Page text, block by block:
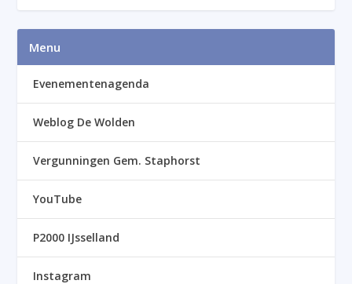
Menu
Evenementenagenda
Weblog De Wolden
Vergunningen Gem. Staphorst
YouTube
P2000 IJsselland
Instagram